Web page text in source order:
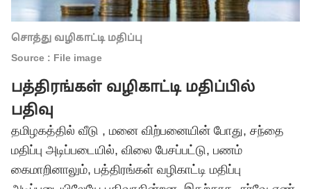
சொத்து வழிகாட்டி மதிப்பு
Source : File image
பத்திரங்கள் வழிகாட்டி மதிப்பில்
பதிவு
தமிழகத்தில் வீடு , மனை விற்பனையின் போது, சந்தை
மதிப்பு அடிப்படையில், விலை பேசப்பட்டு, பணம்
கைமாறினாலும், பத்திரங்கள் வழிகாட்டி மதிப்பு